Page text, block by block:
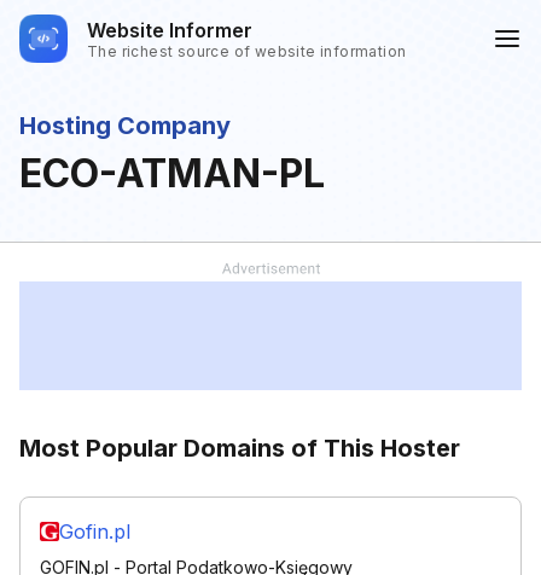
Website Informer
The richest source of website information
Hosting Company
ECO-ATMAN-PL
Most Popular Domains of This Hoster
Gofin.pl
GOFIN.pl - Portal Podatkowo-Księgowy